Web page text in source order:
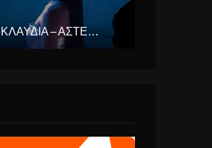
ΚΛΑΥΔΊΑ – ΑΣΤΕΡΟΜΆΤΑ (EUROVISION ΕΛΛΆΔΑ 2025)